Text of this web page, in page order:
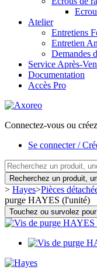
Atelier
Entretiens
Entretien
Demandes
Service Après-
Documentation
Accès Pro
Connectez-vous ou
Se connecter /
Recherchez un produit,
> Hayes>Pièces
purge HAYES (l'unité)
Touchez ou survolez